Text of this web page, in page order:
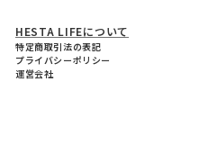
HESTA LIFEについて
特定商取引法の表記
プライバシーポリシー
運営会社